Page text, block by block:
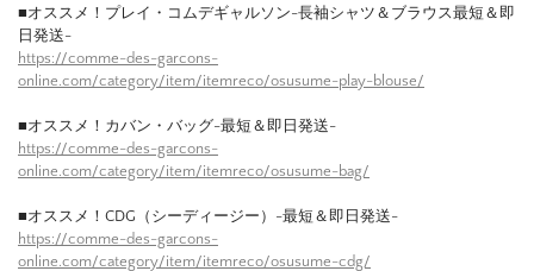
■オススメ！プレイ・コムデギャルソン-長袖シャツ＆ブラウス最短＆即
日発送-
https://comme-des-garcons-
online.com/category/item/itemreco/osusume-play-blouse/
■オススメ！カバン・バッグ-最短＆即日発送-
https://comme-des-garcons-
online.com/category/item/itemreco/osusume-bag/
■オススメ！CDG（シーディージー）-最短＆即日発送-
https://comme-des-garcons-
online.com/category/item/itemreco/osusume-cdg/